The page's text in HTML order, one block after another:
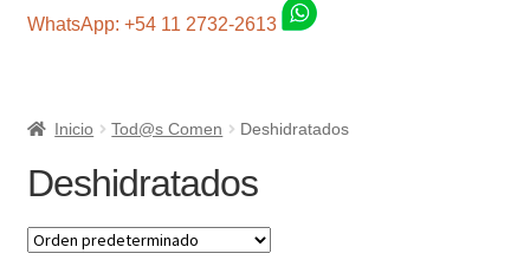
Carro
Fondo AC
Mi cuenta
WhatsApp: +54 11 2732-2613
Inicio Tod@s Comen Deshidratados
Deshidratados